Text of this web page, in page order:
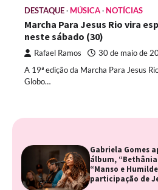
DESTAQUE MÚSICA NOTÍCIAS
Marcha Para Jesus Rio vira
neste sábado (30)
Rafael Ramos 30 de maio de
A 19ª edição da Marcha Para Jesus
Globo…
Gabriela Gomes
álbum,
“Manso e
participação de